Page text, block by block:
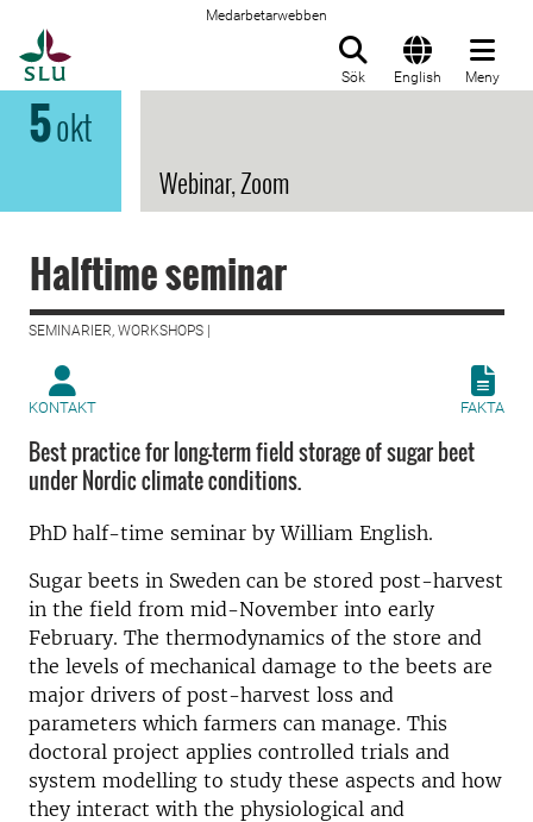
Medarbetarwebben
Sök English Meny
5okt
Webinar, Zoom
Halftime seminar
SEMINARIER, WORKSHOPS |
KONTAKT FAKTA
Best practice for long-term field storage of sugar beet
under Nordic climate conditions.
PhD half-time seminar by William English.
Sugar beets in Sweden can be stored post-harvest
in the field from mid-November into early
February. The thermodynamics of the store and
the levels of mechanical damage to the beets are
major drivers of post-harvest loss and
parameters which farmers can manage. This
doctoral project applies controlled trials and
system modelling to study these aspects and how
they interact with the physiological and